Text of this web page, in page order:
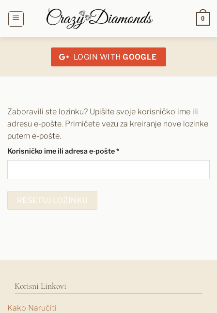
sadržaj
0
LOGIN WITHGOOGLE
Zaboravili ste lozinku? Upišite svoje korisničko ime ili
adresu e-pošte. Primićete vezu za kreiranje nove lozinke
putem e-pošte.
Korisničko ime ili adresa e-pošte*Obavezno
RESETUJ LOZINKU
Korisni Linkovi
Kako Naručiti